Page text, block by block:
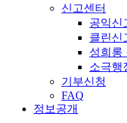
신고센터
공익신
클린신
성희롱
소극행
기부신청
FAQ
정보공개